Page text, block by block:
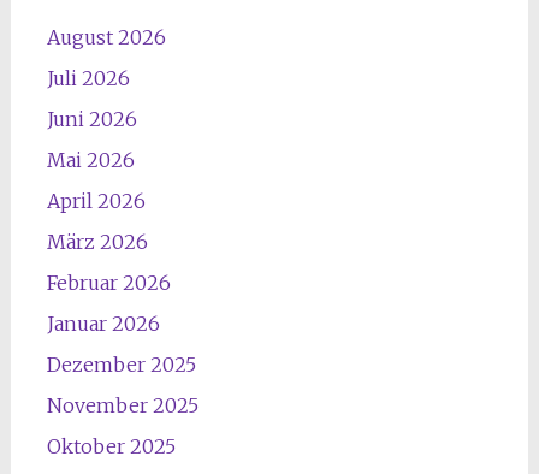
August 2026
Juli 2026
Juni 2026
Mai 2026
April 2026
März 2026
Februar 2026
Januar 2026
Dezember 2025
November 2025
Oktober 2025